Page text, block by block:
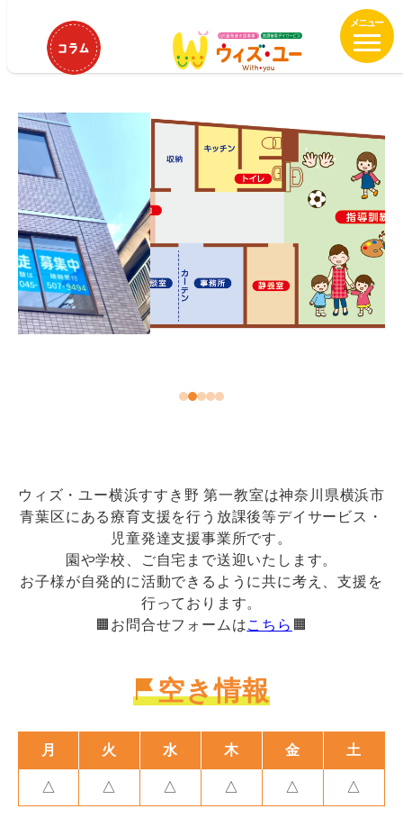
テ
ツ
へ
移
動
ウィズ・ユー横浜すすき野 第一教室
ウィズ・ユー横浜すすき野 第一教室
ウィズ・ユー横浜すすき野 第一教室は神奈川県横浜市
青葉区にある療育支援を行う放課後等デイサービス・
児童発達支援事業所です。
園や学校、ご自宅まで送迎いたします。
お子様が自発的に活動できるように共に考え、支援を
行っております。
🟧お問合せフォームはこちら 🟧
空き情報
月 火 水 木 金 土
△ △ △ △ △ △